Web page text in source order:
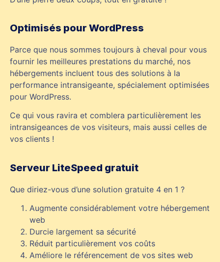
Optimisés pour WordPress
Parce que nous sommes toujours à cheval pour vous
fournir les meilleures prestations du marché, nos
hébergements incluent tous des solutions à la
performance intransigeante, spécialement optimisées
pour WordPress.
Ce qui vous ravira et comblera particulièrement les
intransigeances de vos visiteurs, mais aussi celles de
vos clients !
Serveur LiteSpeed gratuit
Que diriez-vous d’une solution gratuite 4 en 1 ?
Augmente considérablement votre hébergement
web
Durcie largement sa sécurité
Réduit particulièrement vos coûts
Améliore le référencement de vos sites web